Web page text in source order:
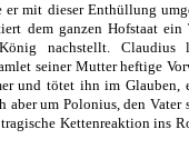
er mit dieser Enthüllung
dem ganzen Hofstaat
nachstellt. Claudius
seiner Mutter heftige
und tötet ihn im Glauben,
aber um Polonius, den
Kettenreaktion ins